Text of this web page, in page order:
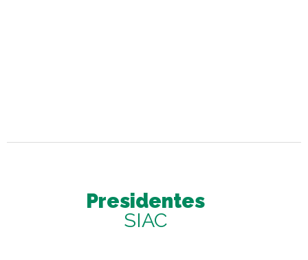
Presidentes
SIAC